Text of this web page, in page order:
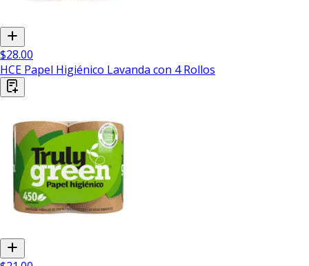
$28.00
HCE Papel Higiénico Lavanda con 4 Rollos